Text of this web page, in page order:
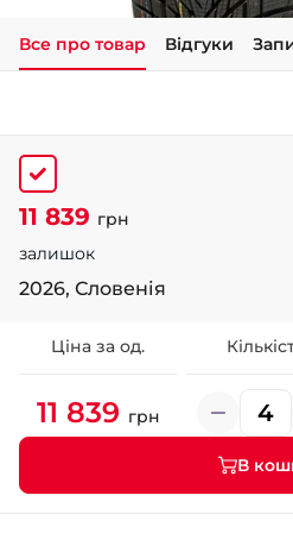
Все про товар Відгуки
11 839 грн
залишок
2026, Словенія
Ціна за од.
11 839 грн
В